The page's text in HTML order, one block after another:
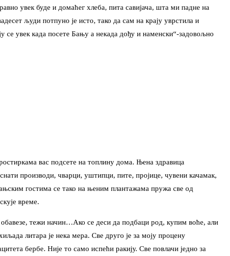
увек буде и домаћег хлеба, пита савијача, шта ми падне на
људи потпуно је исто, тако да сам на крају уврстила и
увек када посете Бању а некада дођу и наменски“-задовољно
вас подсете на топлину дома. Њена здравица
производи, чварци, уштипци, пите, пројице, чувени качамак,
гостима се тако на њеним плантажама пружа све од
време.
тежи начин…Ако се деси да подбаци род, купим воће, али
литара је нека мера. Све друго је за моју процену
бербе. Није то само испећи ракију. Све повлачи једно за